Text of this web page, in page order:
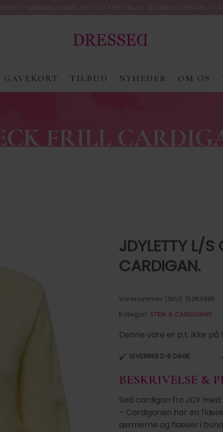
I FORBINDELSE MED TRY OUT • FRI FRAGT VED KØB OVER 499,- •
GAVEKORT TILBUD NYHEDER OM OS
FRILL
JDYLETTY L/S
CARDIGAN.
Varenummer (SKU): 15363485
Kategori: STRIK & CARDIGANS
Denne vare er p.t. ikke
LEVERING 2-5 DAGE
BESKRIVELSE &
Sød cardigan fra JDY
– Cardiganen har en
ærmerne og flæser i